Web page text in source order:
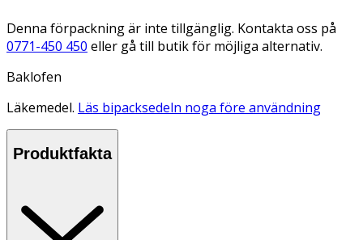
Denna förpackning är inte tillgänglig. Kontakta oss på
0771-450 450 eller gå till butik för möjliga alternativ.
Baklofen
Läkemedel. Läs bipacksedeln noga före användning
Produktfakta